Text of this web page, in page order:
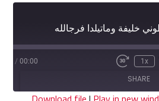
خليفة وماتيلدا فرجالله
1x
Fast
seconds
00:00
/
SHARE